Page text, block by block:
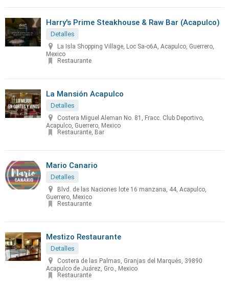
Harry's Prime Steakhouse & Raw Bar (Acapulco)
Detalles
La Isla Shopping Village, Loc Sa-o6A, Acapulco, Guerrero,
Mexico
Restaurante
La Mansión Acapulco
Detalles
Costera Miguel Aleman No. 81, Fracc. Club Deportivo,
Acapulco, Guerrero, Mexico
Restaurante, Bar
Mario Canario
Detalles
Blvd. de las Naciones lote 16 manzana, 44, Acapulco,
Guerrero, Mexico
Restaurante
Mestizo Restaurante
Detalles
Costera de las Palmas, Granjas del Marqués, 39890
Acapulco de Juárez, Gro., Mexico
Restaurante